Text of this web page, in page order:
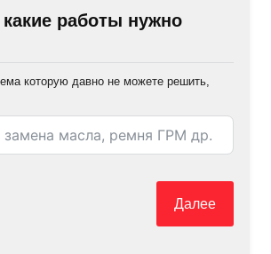
работы нужно
которую давно не можете решить,
Далее